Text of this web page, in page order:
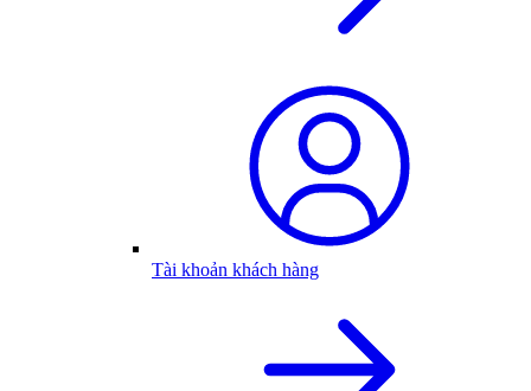
Tài khoản khách hàng